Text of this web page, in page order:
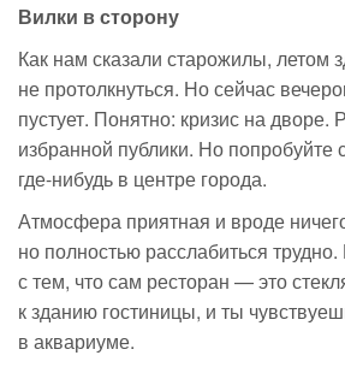
Вилки в сторону
Как нам сказали старожилы, летом
не протолкнуться. Но сейчас
пустует. Понятно: кризис на дворе.
избранной публики. Но попробуйте
где-нибудь в центре города.
Атмосфера приятная и вроде
но полностью расслабиться
с тем, что сам ресторан — это
к зданию гостиницы, и ты
в аквариуме.